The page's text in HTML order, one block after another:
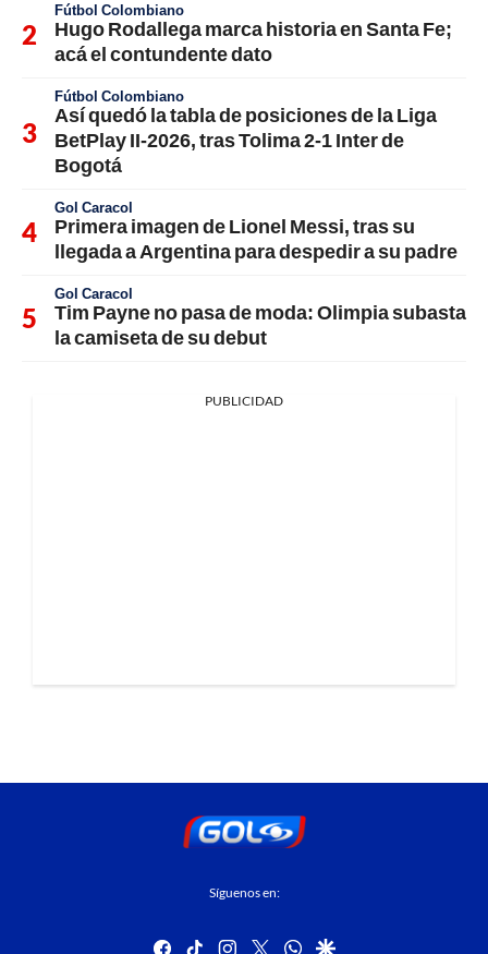
Fútbol Colombiano
Hugo Rodallega marca historia en Santa Fe;
acá el contundente dato
Fútbol Colombiano
Así quedó la tabla de posiciones de la Liga
BetPlay II-2026, tras Tolima 2-1 Inter de
Bogotá
Gol Caracol
Primera imagen de Lionel Messi, tras su
llegada a Argentina para despedir a su padre
Gol Caracol
Tim Payne no pasa de moda: Olimpia subasta
la camiseta de su debut
PUBLICIDAD
Síguenos en:
facebook
tiktok instagram
twitterwhatsapp
google